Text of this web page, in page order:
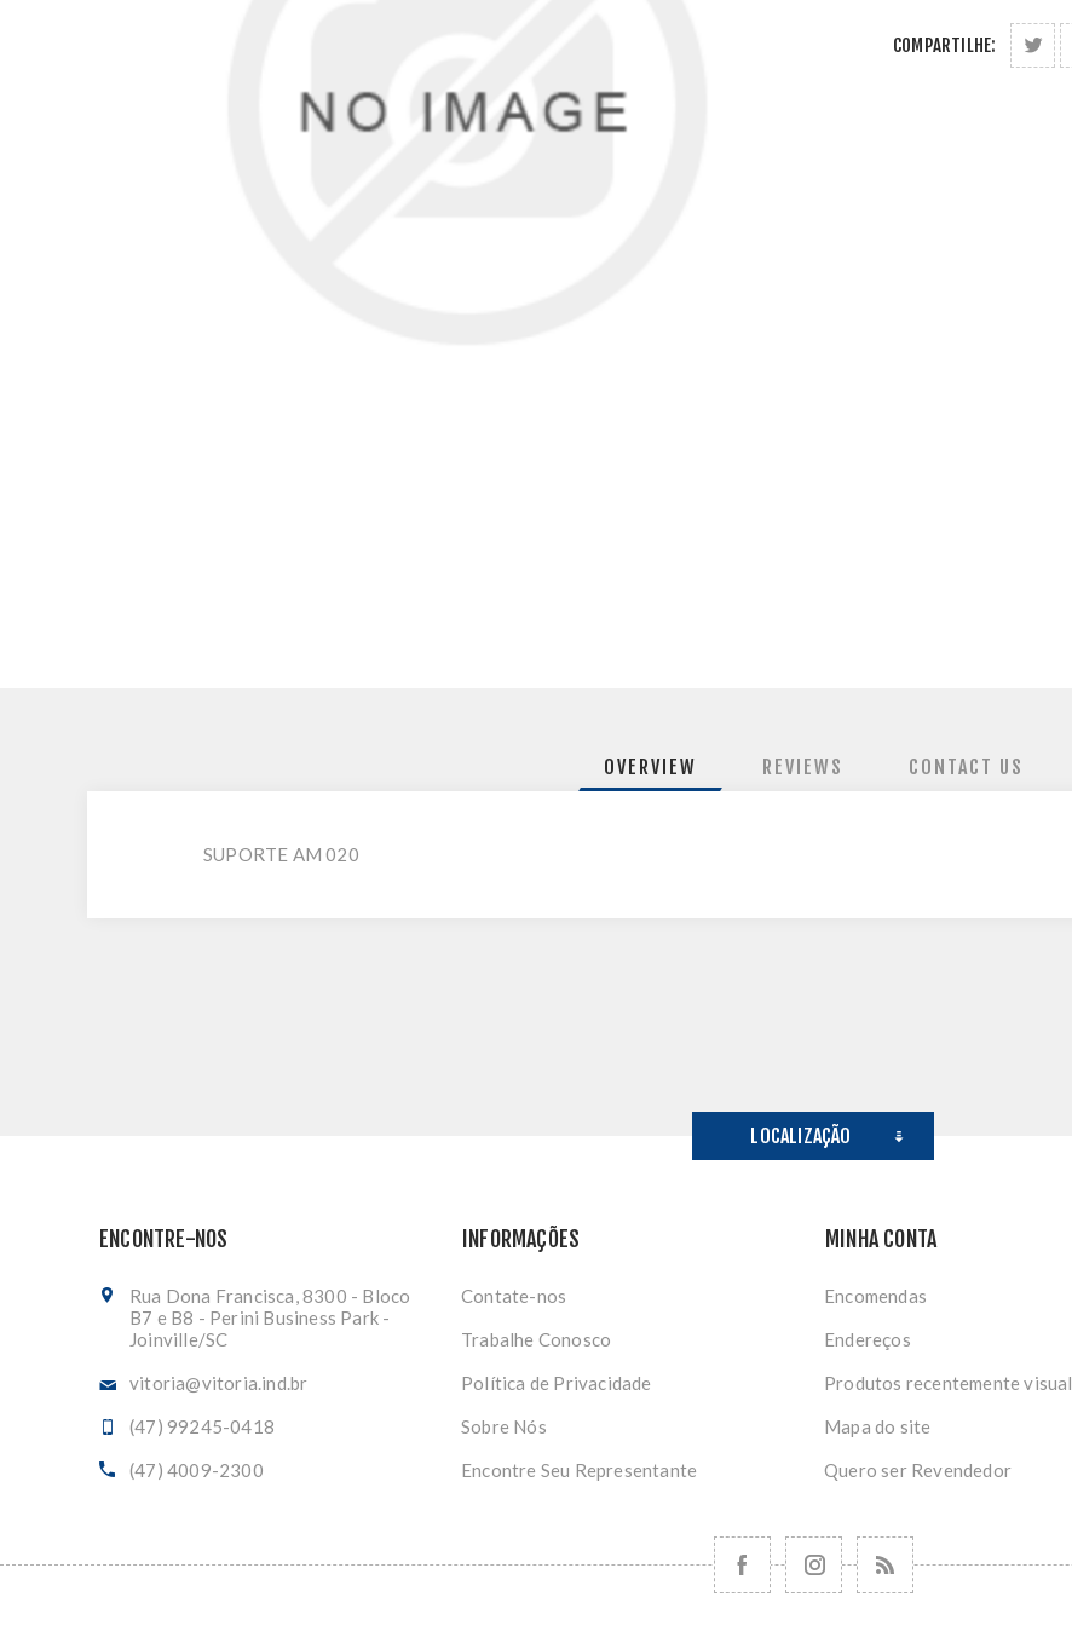
COMPARTILHE:
OVERVIEW REVIEWS CONTACT US
SUPORTE AM 020
LOCALIZAÇÃO
ENCONTRE-NOS
Rua Dona Francisca, 8300 - Bloco
B7 e B8 - Perini Business Park -
Joinville/SC
vitoria@vitoria.ind.br
(47) 99245-0418
(47) 4009-2300
INFORMAÇÕES
Contate-nos
Trabalhe Conosco
Política de Privacidade
Sobre Nós
Encontre Seu Representante
MINHA CONTA
Encomendas
Endereços
Produtos recentemente
Mapa do site
Quero ser Revendedor